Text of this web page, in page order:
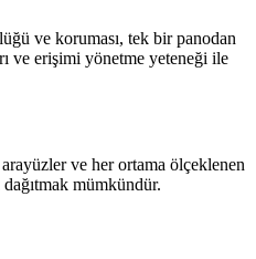
ve koruması, tek bir panodan
ve erişimi yönetme yeteneği ile
ve her ortama ölçeklenen
mümkündür.